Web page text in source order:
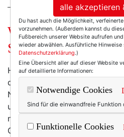
Wochenend-Wow:
Heute scheint ja endlich mal
die letzten Tage saß ich hier in
Nebelloch. Ja, "an der Amper"
ungefähr. Und so wenig mir
normalerweise was ausmacht,
Gruselgrau dann doch
alle akzeptieren
Du hast auch die Möglichkeit,
vorzunehmen. (Außerdem kannst du
Fußbereich unserer Website aufrufen
wieder abwählen. Ausführliche Hinweise
Datenschutzerklärung.)
Eine Übersicht aller auf dieser Website
auf detaillierte Informationen:
Notwendige Cookies
Sind für die einwandfreie Funktion
Funktionelle Cookies